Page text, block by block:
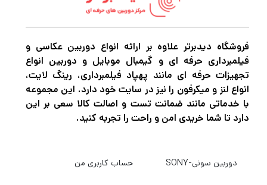
تمامی جهات، تجربه‌ای منحصربه‌فرد از تصویرسازی
و مستندسازی را فراهم می‌کنند. از بلاگرها و
تولیدکنندگان محتوا گرفته تا ماجراجویان و
ورزشکاران اکشن، همگی به دنبال تجهیزاتی
هستند که بدون محدودیت، تمام دنیای
اطرافشان را به تصویر بکشند.
360 مدل Insta360 X5 8K Camera
فروشگاه دیدبرتر علاوه بر ارائه انواع دوربین عکاسی و
فیلمبرداری حرفه ای و گیمبال موبایل و دوربین انواع
تجهیزات حرفه ای مانند پهپاد فیلمبرداری، رینگ لایت،
انواع لنز و میکرفون را نیز در سایت خود دارد. این مجموعه
با خدماتی مانند ضمانت تست و اصالت کالا سعی بر این
دارد تا شما خریدی امن و راحت را تجربه کنید.
دوربین سونی-SONY حساب کاربری من